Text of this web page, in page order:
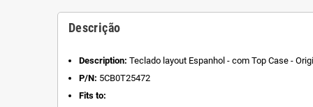
Descrição
Description: Teclado layout Espanhol - com Top Case -
P/N: 5CB0T25472
Fits to: